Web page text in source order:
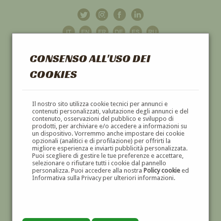
CONSENSO ALL'USO DEI
COOKIES
Il nostro sito utilizza cookie tecnici per annunci e
contenuti personalizzati, valutazione degli annunci e del
contenuto, osservazioni del pubblico e sviluppo di
prodotti, per archiviare e/o accedere a informazioni su
un dispositivo. Vorremmo anche impostare dei cookie
opzionali (analitici e di profilazione) per offrirti la
migliore esperienza e inviarti pubblicità personalizzata.
Puoi scegliere di gestire le tue preferenze e accettare,
selezionare o rifiutare tutti i cookie dal pannello
personalizza. Puoi accedere alla nostra Policy cookieed
Informativa sulla Privacy per ulteriori informazioni.
GALLERIAD'ARTE
DIPINTI E SCULTURE '800 E '900